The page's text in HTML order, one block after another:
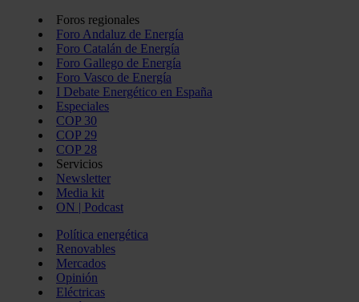
Foros regionales
Foro Andaluz de Energía
Foro Catalán de Energía
Foro Gallego de Energía
Foro Vasco de Energía
I Debate Energético en España
Especiales
COP 30
COP 29
COP 28
Servicios
Newsletter
Media kit
ON | Podcast
Política energética
Renovables
Mercados
Opinión
Eléctricas